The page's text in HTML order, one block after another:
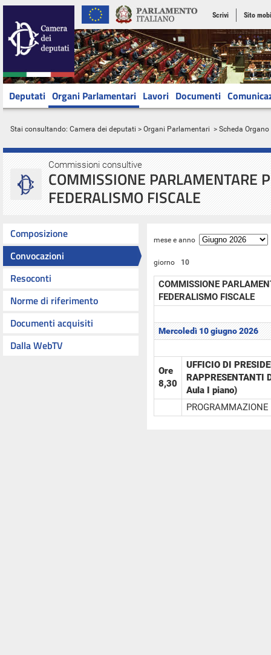
Scrivi Sito
Deputati Organi Parlamentari Lavori Documenti
Stai consultando: Camera dei deputati > Organi Parlamentari > Scheda Organo
Commissioni consultive
COMMISSIONE PARLAMENTARE
FEDERALISMO FISCALE
Composizione
Convocazioni
Resoconti
Norme di riferimento
Documenti acquisiti
Dalla WebTV
mese e anno
giorno 10
COMMISSIONE
FEDERALISMO FISCALE
Mercoledì 10 giugno 2026
Ore
8,30
UFFICIO DI
RAPPRESENTANTI
Aula I piano)
PROGRAMMAZIONE